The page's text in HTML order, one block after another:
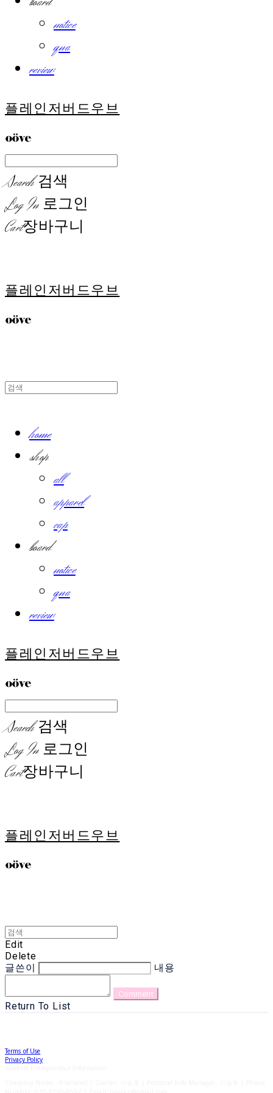
notice
qna
review
플레인저버드우브
Search검색
Log In 로그인
Cart장바구니
플레인저버드우브
home
shop
all
apparel
cap
board
notice
qna
review
플레인저버드우브
Search검색
Log In 로그인
Cart장바구니
플레인저버드우브
Edit
Delete
글쓴이
내용
Comment
Return To List
Terms of Use
Privacy Policy